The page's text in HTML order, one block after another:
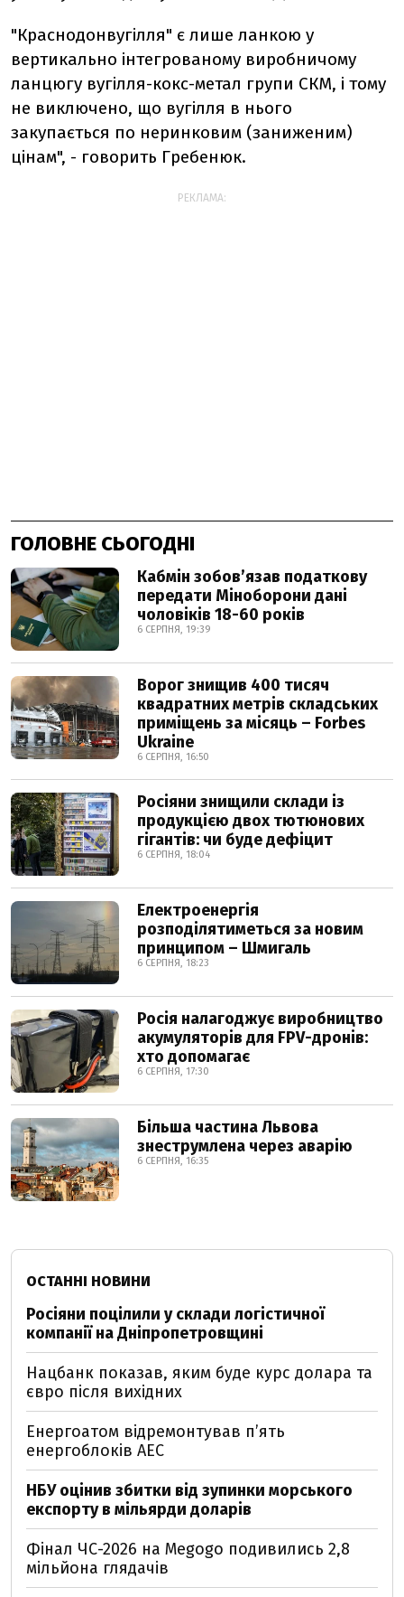
"Краснодонвугілля" є лише ланкою у
вертикально інтегрованому виробничому
ланцюгу вугілля-кокс-метал групи СКМ, і тому
не виключено, що вугілля в нього
закупається по неринковим (заниженим)
цінам", - говорить Гребенюк.
РЕКЛАМА:
ГОЛОВНЕ СЬОГОДНІ
Кабмін зобовʼязав податкову
передати Міноборони дані
чоловіків 18-60 років
6 СЕРПНЯ, 19:39
Ворог знищив 400 тисяч
квадратних метрів складських
приміщень за місяць – Forbes
Ukraine
6 СЕРПНЯ, 16:50
Росіяни знищили склади із
продукцією двох тютюнових
гігантів: чи буде дефіцит
6 СЕРПНЯ, 18:04
Електроенергія
розподілятиметься за новим
принципом – Шмигаль
6 СЕРПНЯ, 18:23
Росія налагоджує виробництво
акумуляторів для FPV-дронів:
хто допомагає
6 СЕРПНЯ, 17:30
Більша частина Львова
знеструмлена через аварію
6 СЕРПНЯ, 16:35
ОСТАННІ НОВИНИ
Росіяни поцілили у склади логістичної
компанії на Дніпропетровщині
Нацбанк показав, яким буде курс долара та
євро після вихідних
Енергоатом відремонтував п’ять
енергоблоків АЕС
НБУ оцінив збитки від зупинки морського
експорту в мільярди доларів
Фінал ЧС-2026 на Megogo подивились 2,8
мільйона глядачів